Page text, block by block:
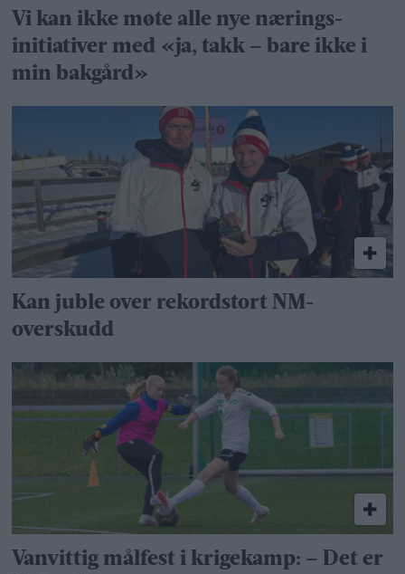
Vi kan ikke møte alle nye nærings­
initiativer med «ja, takk – bare ikke i
min bakgård»
Kan juble over rekordstort NM-
overskudd
Vanvittig målfest i krigekamp: – Det er